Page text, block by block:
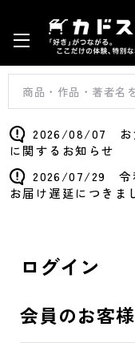
2026/08/07 お
に関するお知らせ
2026/07/29 令
お届け遅延につきま
ログイン
会員のお客様